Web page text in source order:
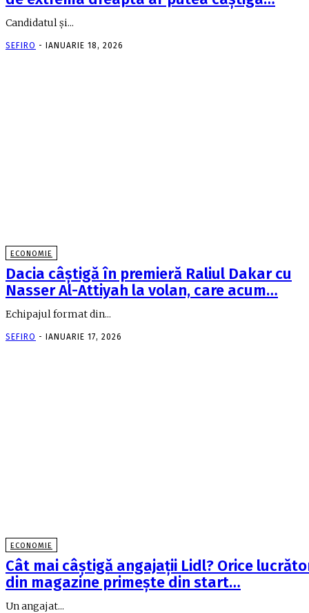
Candidatul şi...
SEFIRO - IANUARIE 18, 2026
ECONOMIE
Dacia câştigă în premieră Raliul Dakar cu
Nasser Al-Attiyah la volan, care acum…
Echipajul format din...
SEFIRO - IANUARIE 17, 2026
ECONOMIE
Cât mai câştigă angajaţii Lidl? Orice
din magazine primeşte din start…
Un angajat...